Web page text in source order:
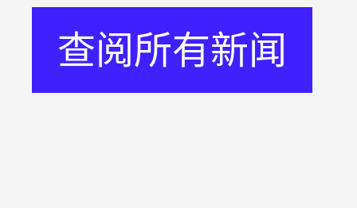
查阅所有新闻